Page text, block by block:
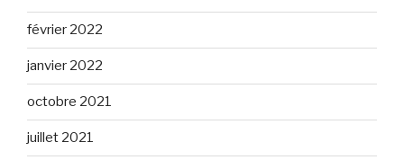
février 2022
janvier 2022
octobre 2021
juillet 2021